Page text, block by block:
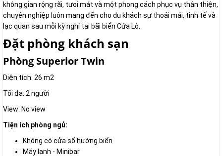
không gian rộng rãi, tưoi mát và một phong cách phục vụ thân thiện,
chuyên nghiệp luôn mang đến cho du khách sự thoải mái, tinh tế và
lạc quan sau mỗi kỳ nghỉ tại bãi biển Cửa Lò.
Đặt phòng khách sạn
Phòng Superior Twin
Diện tích: 26 m2
Tối đa: 2 người
View: No view
Tiện ích phòng ngủ:
Không có cửa sổ hướng biển
Máy lạnh - Minibar